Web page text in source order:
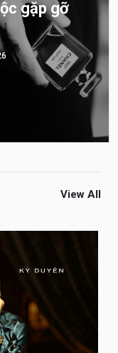
gặp gỡ
View All